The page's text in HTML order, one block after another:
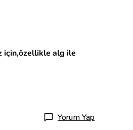
için,özellikle alg ile
Yorum Yap